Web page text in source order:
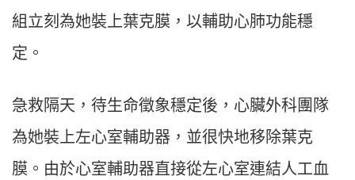
組立刻為她裝上葉克膜，以輔助心肺功能穩
定。
急救隔天，待生命徵象穩定後，心臟外科團隊
為她裝上左心室輔助器，並很快地移除葉克
膜。由於心室輔助器直接從左心室連結人工血